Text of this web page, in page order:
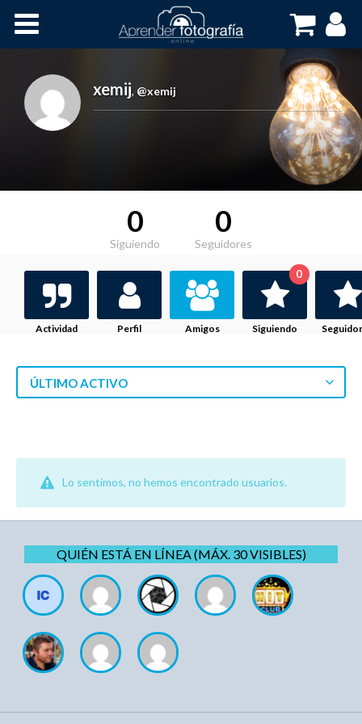
Cursos OnLine
xemij, @xemij
0
Siguiendo
0
Seguidores
Actividad Perfil Amigos Siguiendo
0
ÚLTIMO ACTIVO
Lo sentimos, no hemos encontrado usuarios.
QUIÉN ESTÁ EN LÍNEA (MÁX. 30 VISIBLES)